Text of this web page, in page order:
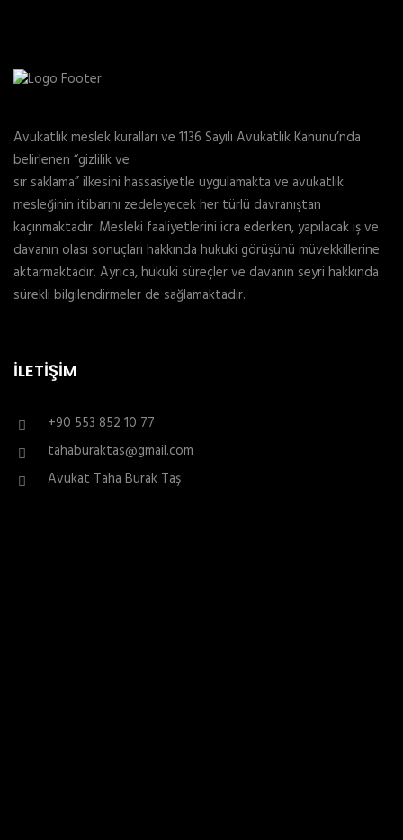
Avukatlık meslek kuralları ve 1136 Sayılı Avukatlık Kanunu’nda
belirlenen “gizlilik ve
sır saklama” ilkesini hassasiyetle uygulamakta ve avukatlık
mesleğinin itibarını zedeleyecek her türlü davranıştan
kaçınmaktadır. Mesleki faaliyetlerini icra ederken, yapılacak iş ve
davanın olası sonuçları hakkında hukuki görüşünü müvekkillerine
aktarmaktadır. Ayrıca, hukuki süreçler ve davanın seyri hakkında
sürekli bilgilendirmeler de sağlamaktadır.
İLETIŞIM
+90 553 852 10 77
tahaburaktas@gmail.com
Avukat Taha Burak Taş